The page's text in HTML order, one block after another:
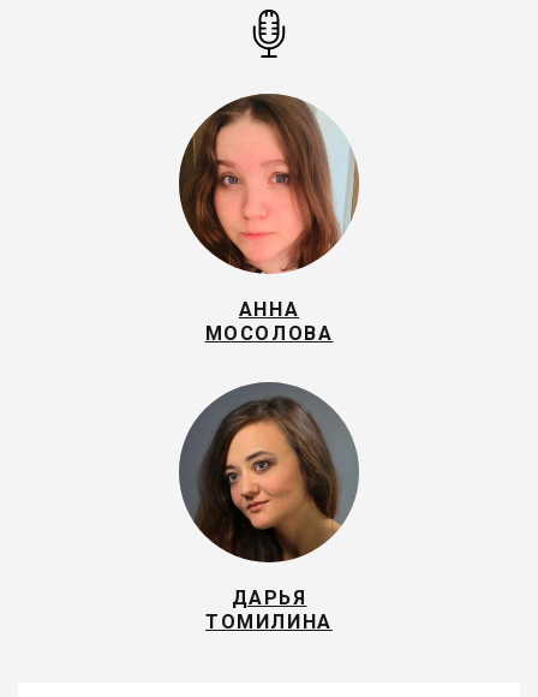
АННА
МОСОЛОВА
ДАРЬЯ
ТОМИЛИНА